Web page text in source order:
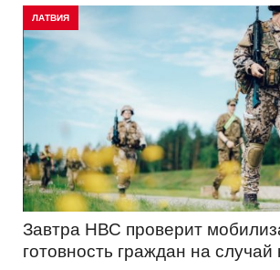
ЛАТВИЯ
Завтра НВС проверит
готовность граждан на случай